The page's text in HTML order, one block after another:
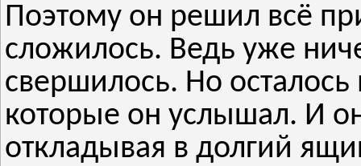
Поэтому он решил всё
сложилось. Ведь уже
свершилось. Но
которые он услышал. И
откладывая в долгий